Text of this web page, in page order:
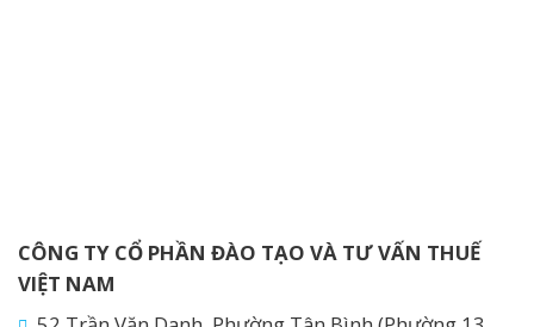
CÔNG TY CỔ PHẦN ĐÀO TẠO VÀ TƯ VẤN THUẾ
VIỆT NAM